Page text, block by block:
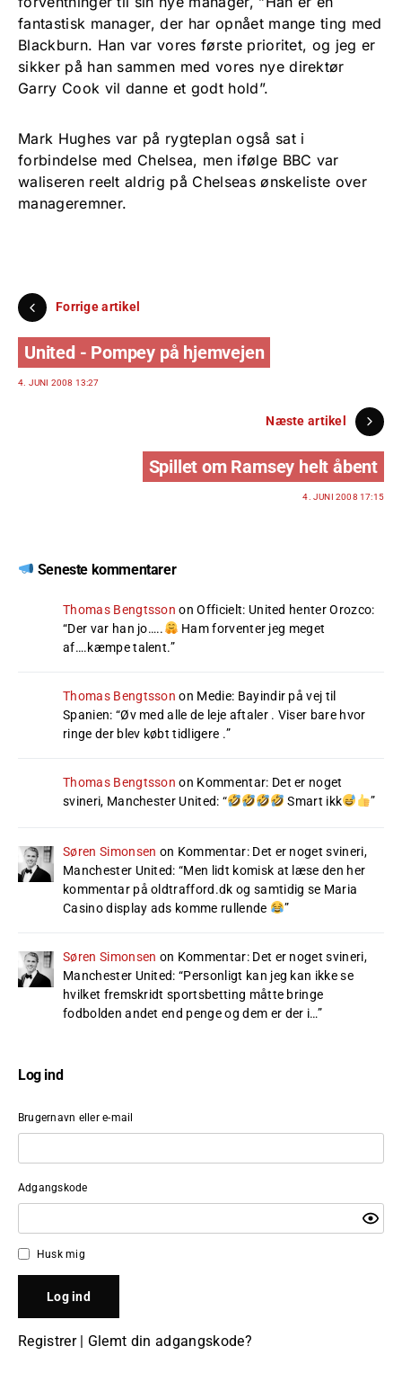
fantastisk manager, der har opnået mange ting med
Blackburn. Han var vores første prioritet, og jeg er
sikker på han sammen med vores nye direktør
Garry Cook vil danne et godt hold”.
Mark Hughes var på rygteplan også sat i
forbindelse med Chelsea, men ifølge BBC var
waliseren reelt aldrig på Chelseas ønskeliste over
manageremner.
Forrige artikel
United - Pompey på hjemvejen
4. JUNI 2008 13:27
Næste artikel
Spillet om Ramsey helt åbent
4. JUNI 2008 17:15
Seneste kommentarer
Thomas Bengtsson onOfficielt: United henter Orozco:
“Der var han jo…..
Ham forventer jeg meget
af….kæmpe talent.”
Thomas Bengtsson on Medie: Bayindir på vej til
Spanien: “Øv med alle de leje aftaler . Viser bare hvor
ringe der blev købt tidligere .”
Thomas Bengtsson on Kommentar: Det er noget
svineri, Manchester United: “ Smart ikk ”
Søren Simonsen on Kommentar: Det er noget svineri,
Manchester United: “Men lidt komisk at læse den her
kommentar på oldtrafford.dk og samtidig se Maria
Casino display ads komme rullende
”
Søren Simonsen on Kommentar: Det er noget svineri,
Manchester United: “Personligt kan jeg kan ikke se
hvilket fremskridt sportsbetting måtte bringe
fodbolden andet end penge og dem er der i…”
Log ind
Brugernavn eller e-mail
Adgangskode
Husk mig
Registrer| Glemt din adgangskode?